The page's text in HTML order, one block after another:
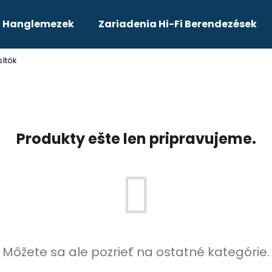
Zariadenia Hi-Fi Berendezések
Produkty ešte len pripravujeme.
Môžete sa ale pozrieť na ostatné kategórie.
Čo potrebujete nájsť?